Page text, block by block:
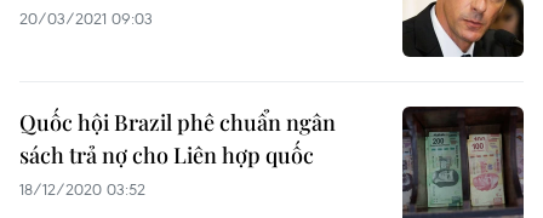
20/03/2021 09:03
Quốc hội Brazil phê chuẩn ngân
sách trả nợ cho Liên hợp quốc
18/12/2020 03:52